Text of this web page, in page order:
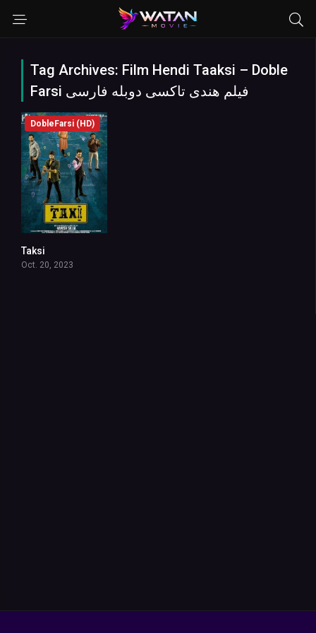
Tag Archives: Film Hendi Taaksi – Doble
Farsi فیلم هندی تاکسی دوبله فارسی
DobleFarsi (HD)
Taksi
Oct. 20, 2023